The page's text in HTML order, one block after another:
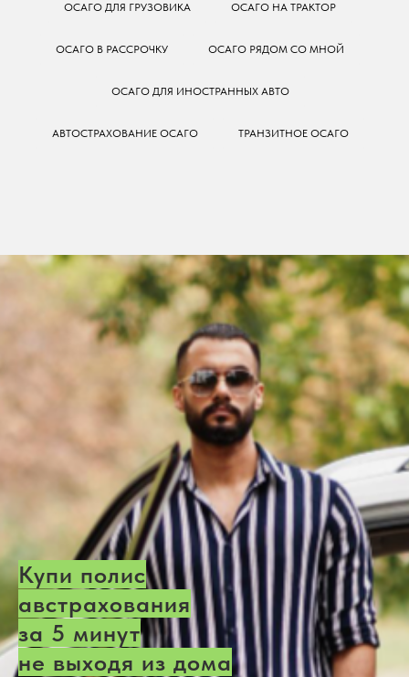
ОСАГО ДЛЯ ГРУЗОВИКА ОСАГО НА ТРАКТОР
ОСАГО В РАССРОЧКУ ОСАГО РЯДОМ СО МНОЙ
ОСАГО ДЛЯ ИНОСТРАННЫХ АВТО
АВТОСТРАХОВАНИЕ ОСАГО ТРАНЗИТНОЕ ОСАГО
Купи полис
австрахования
за 5 минут
не выходя из дома